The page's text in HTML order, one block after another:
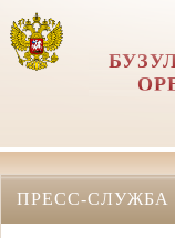
ПРЕСС-СЛУЖБА